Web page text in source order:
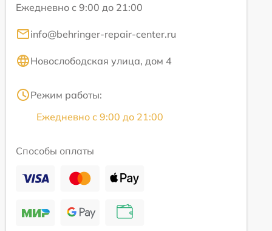
Ежедневно с 9:00 до 21:00
info@behringer-repair-center.ru
Новослободская улица, дом 4
Режим работы:
Ежедневно с 9:00 до 21:00
Способы оплаты